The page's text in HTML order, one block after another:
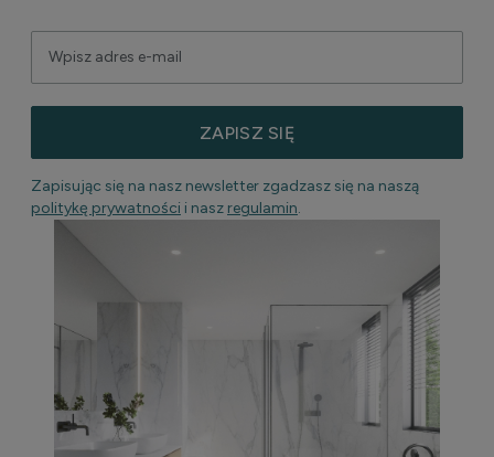
ZAPISZ SIĘ
Zapisując się na nasz newsletter zgadzasz się na naszą
politykę prywatności i nasz regulamin.